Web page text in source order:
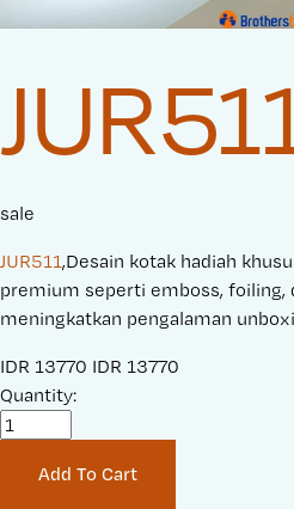
sale
JUR511,Desain kotak hadiah
premium seperti emboss,
meningkatkan pengalaman
S
a
IDR 13770 O
i
IDR 13770
Quantity:
Add To Cart